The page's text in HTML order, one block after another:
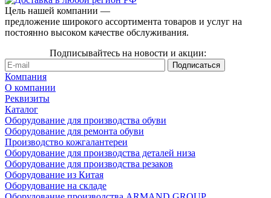
Цель нашей компании —
предложение широкого ассортимента товаров и услуг на
постоянно высоком качестве обслуживания.
Подписывайтесь на новости и акции:
Компания
О компании
Реквизиты
Каталог
Оборудование для производства обуви
Оборудование для ремонта обуви
Производство кожгалантереи
Оборудование для производства деталей низа
Оборудование для производства резаков
Оборудование из Китая
Оборудование на складе